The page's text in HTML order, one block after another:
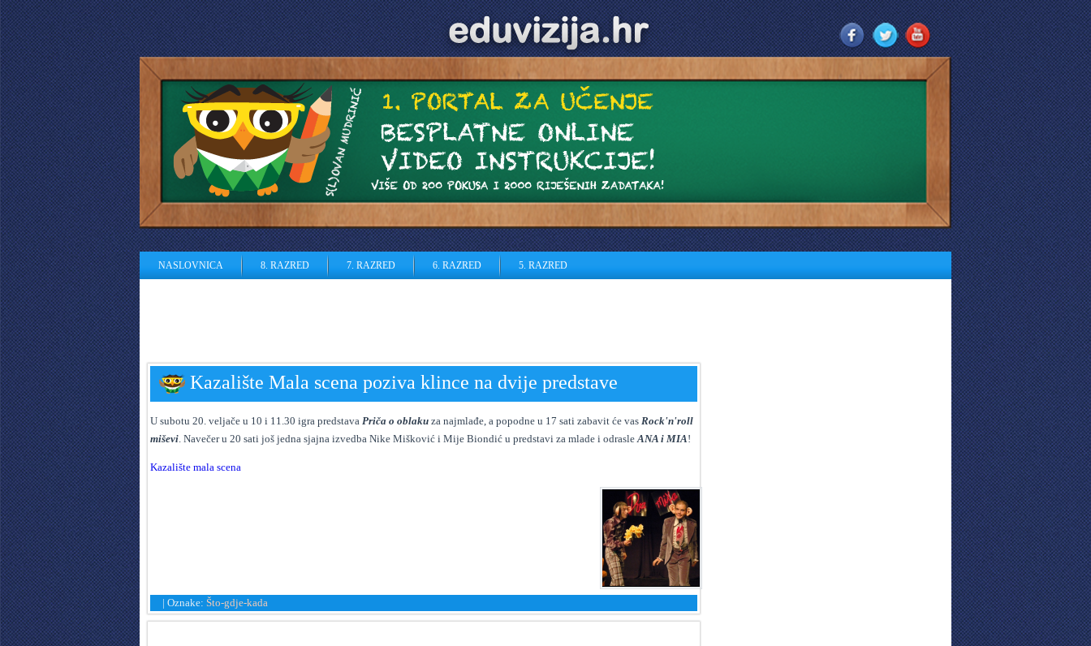
NASLOVNICA 8. RAZRED 7. RAZRED 6. RAZRED 5. RAZRED
Kazalište Mala scena poziva klince na dvije predstave
U subotu 20. veljače u 10 i 11.30 igra predstava Priča o oblaku za najmlađe, a popodne u 17 sati zabavit će vas Rock'n'roll
miševi. Navečer u 20 sati još jedna sjajna izvedba Nike Mišković i Mije Biondić u predstavi za mlade i odrasleANA i MIA!
Kazalište mala scena
| Oznake: Što-gdje-kada